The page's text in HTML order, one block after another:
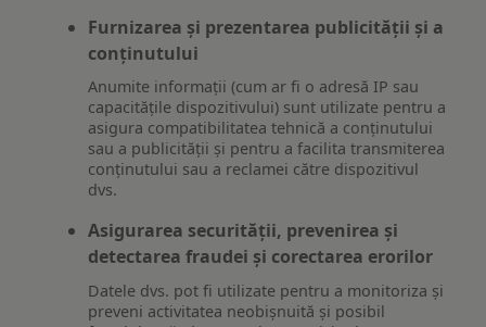
Furnizarea și prezentarea publicității și a
conținutului
Anumite informații (cum ar fi o adresă IP sau
capacitățile dispozitivului) sunt utilizate pentru a
asigura compatibilitatea tehnică a conținutului
sau a publicității și pentru a facilita transmiterea
conținutului sau a reclamei către dispozitivul
dvs.
Asigurarea securității, prevenirea și
detectarea fraudei și corectarea erorilor
Datele dvs. pot fi utilizate pentru a monitoriza și
preveni activitatea neobișnuită și posibil